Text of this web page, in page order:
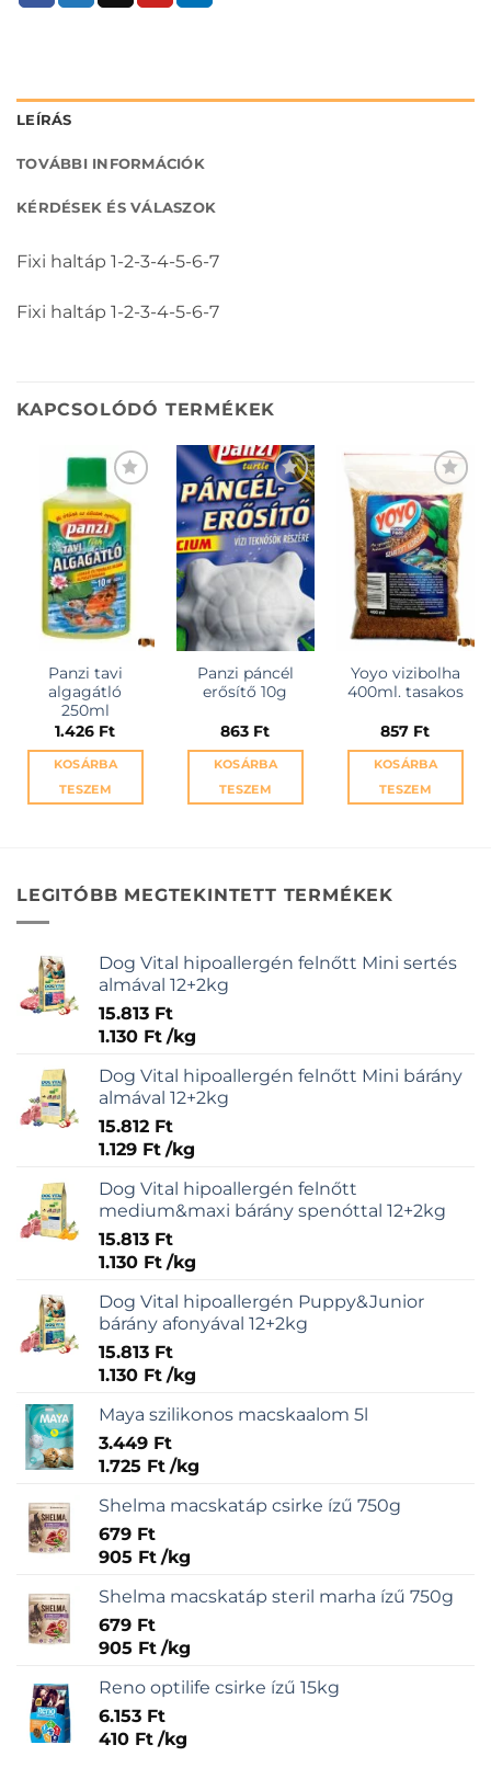
LEÍRÁS
TOVÁBBI INFORMÁCIÓK
KÉRDÉSEK ÉS VÁLASZOK
Fixi haltáp 1-2-3-4-5-6-7
Fixi haltáp 1-2-3-4-5-6-7
KAPCSOLÓDÓ TERMÉKEK
Panzi tavi
algagátló
250ml
1.426 Ft
KOSÁRBA
TESZEM
Panzi páncél
erősítő 10g
863 Ft
KOSÁRBA
TESZEM
Yoyo vizibolha
400ml. tasakos
857 Ft
KOSÁRBA
TESZEM
LEGITÓBB MEGTEKINTETT TERMÉKEK
Dog Vital hipoallergén felnőtt Mini sertés
almával 12+2kg
15.813 Ft
1.130 Ft /kg
Dog Vital hipoallergén felnőtt Mini bárány
almával 12+2kg
15.812 Ft
1.129 Ft /kg
Dog Vital hipoallergén felnőtt
medium&maxi bárány spenóttal 12+2kg
15.813 Ft
1.130 Ft /kg
Dog Vital hipoallergén Puppy&Junior
bárány afonyával 12+2kg
15.813 Ft
1.130 Ft /kg
Maya szilikonos macskaalom 5l
3.449 Ft
1.725 Ft /kg
Shelma macskatáp csirke ízű 750g
679 Ft
905 Ft /kg
Shelma macskatáp steril marha ízű 750g
679 Ft
905 Ft /kg
Reno optilife csirke ízű 15kg
6.153 Ft
410 Ft /kg